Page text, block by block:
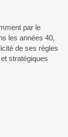
par le
les années 40,
de ses règles
stratégiques